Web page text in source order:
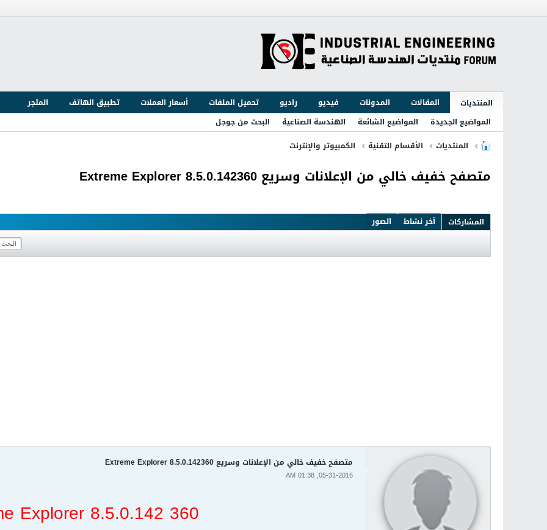
المنتديات المقالات المدونات فيديو راديو تحميل الملفات أسعار العملات تطبيق الهاتف
المتجر
المواضيع الجديدة
المواضيع الشائعة الهندسة الصناعية
البحث من جوجل
المنتديات
الأقسام التقنية الكمبيوتر والإنترنت
متصفح خفيف خالي من الإعلانات وسريع Extreme Explorer 8.5.0.142360
المشاركات آخر نشاط الصور
متصفح خفيف خالي من الإعلانات وسريع Extreme Explorer 8.5.0.142360
05-31-2016, 01:38 AM
360 Extreme Explorer 8.5.0.142